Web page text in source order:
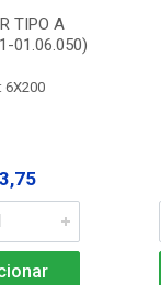
TIPO A
01.06.050)
6X200